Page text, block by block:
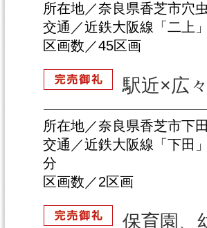
所在地／奈良県香芝市穴虫
交通／近鉄大阪線「二上
区画数／45区画
駅近×広
所在地／奈良県香芝市下
交通／近鉄大阪線「下田
分
区画数／2区画
保育園、